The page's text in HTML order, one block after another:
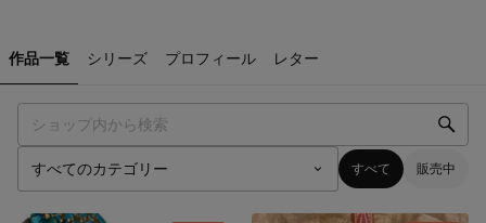
作品一覧 シリーズ プロフィール レター
すべて 販売中